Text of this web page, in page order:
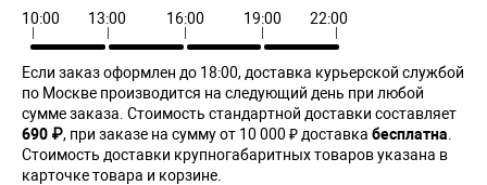
10:00
13:00 16:00 19:00 22:00
Если заказ оформлен до 18:00, доставка курьерской службой
по Москве производится на следующий день при любой
сумме заказа. Cтоимость стандартной доставки составляет
690 ₽, при заказе на сумму от 10 000 ₽ доставка бесплатна
Стоимость доставки крупногабаритных товаров указана в
карточке товара и корзине.